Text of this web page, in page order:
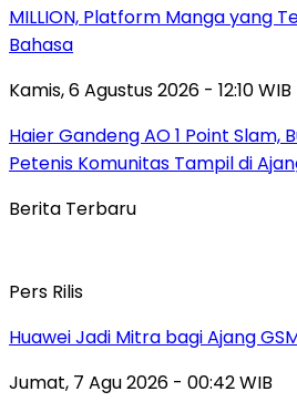
MILLION, Platform Manga yang
Bahasa
Kamis, 6 Agustus 2026 - 12:10 WIB
Haier Gandeng AO 1 Point Slam,
Petenis Komunitas Tampil di
Berita Terbaru
Pers Rilis
Huawei Jadi Mitra bagi Ajang
Jumat, 7 Agu 2026 - 00:42 WIB